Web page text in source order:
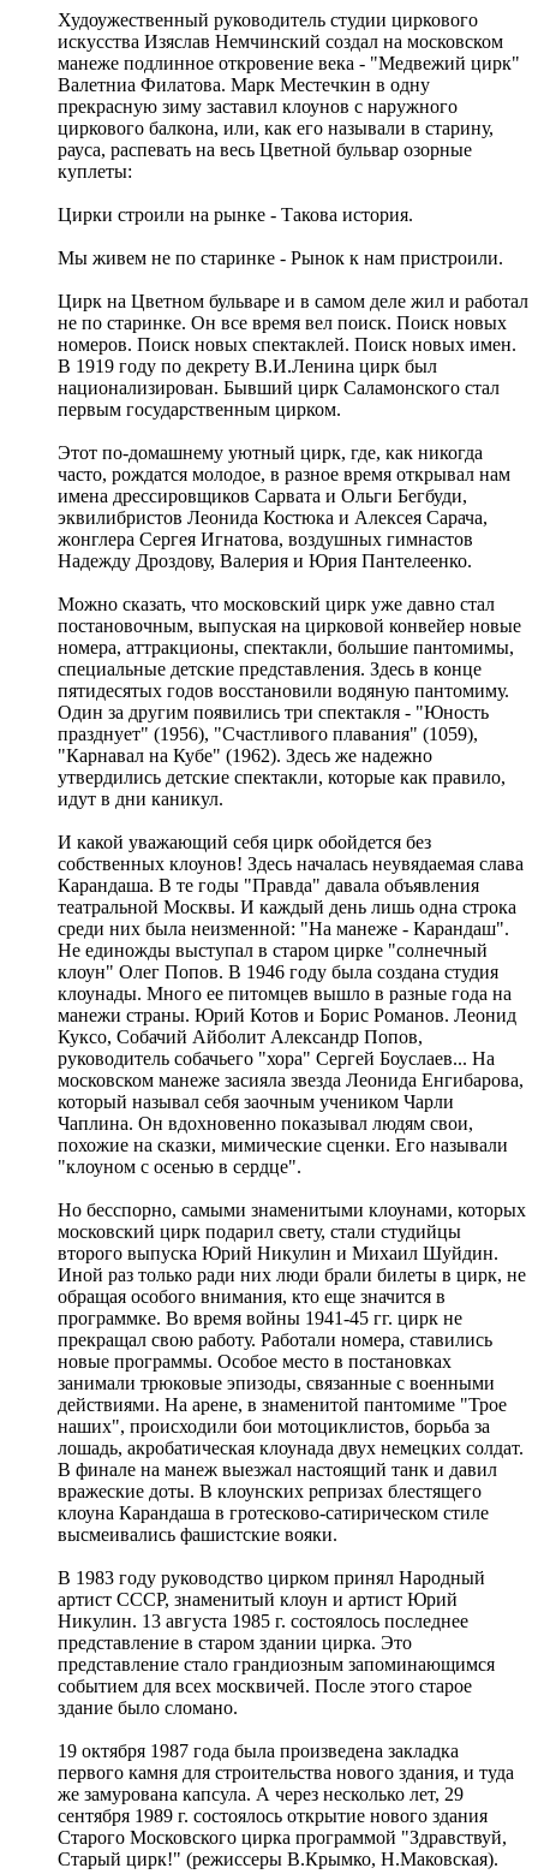
Худоужественный руководитель студии циркового
искусства Изяслав Немчинский создал на московском
манеже подлинное откровение века - "Медвежий цирк"
Валетниа Филатова. Марк Местечкин в одну
прекрасную зиму заставил клоунов с наружного
циркового балкона, или, как его называли в старину,
рауса, распевать на весь Цветной бульвар озорные
куплеты:
Цирки строили на рынке - Такова история.
Мы живем не по старинке - Рынок к нам пристроили.
Цирк на Цветном бульваре и в самом деле жил и работал
не по старинке. Он все время вел поиск. Поиск новых
номеров. Поиск новых спектаклей. Поиск новых имен.
В 1919 году по декрету В.И.Ленина цирк был
национализирован. Бывший цирк Саламонского стал
первым государственным цирком.
Этот по-домашнему уютный цирк, где, как никогда
часто, рождатся молодое, в разное время открывал нам
имена дрессировщиков Сарвата и Ольги Бегбуди,
эквилибристов Леонида Костюка и Алексея Сарача,
жонглера Сергея Игнатова, воздушных гимнастов
Надежду Дроздову, Валерия и Юрия Пантелеенко.
Можно сказать, что московский цирк уже давно стал
постановочным, выпуская на цирковой конвейер новые
номера, аттракционы, спектакли, большие пантомимы,
специальные детские представления. Здесь в конце
пятидесятых годов восстановили водяную пантомиму.
Один за другим появились три спектакля - "Юность
празднует" (1956), "Счастливого плавания" (1059),
"Карнавал на Кубе" (1962). Здесь же надежно
утвердились детские спектакли, которые как правило,
идут в дни каникул.
И какой уважающий себя цирк обойдется без
собственных клоунов! Здесь началась неувядаемая слава
Карандаша. В те годы "Правда" давала объявления
театральной Москвы. И каждый день лишь одна строка
среди них была неизменной: "На манеже - Карандаш".
Не единожды выступал в старом цирке "солнечный
клоун" Олег Попов. В 1946 году была создана студия
клоунады. Много ее питомцев вышло в разные года на
манежи страны. Юрий Котов и Борис Романов. Леонид
Куксо, Собачий Айболит Александр Попов,
руководитель собачьего "хора" Сергей Боуслаев... На
московском манеже засияла звезда Леонида Енгибарова,
который называл себя заочным учеником Чарли
Чаплина. Он вдохновенно показывал людям свои,
похожие на сказки, мимические сценки. Его называли
"клоуном с осенью в сердце".
Но бесспорно, самыми знаменитыми клоунами, которых
московский цирк подарил свету, стали студийцы
второго выпуска Юрий Никулин и Михаил Шуйдин.
Иной раз только ради них люди брали билеты в цирк, не
обращая особого внимания, кто еще значится в
программке. Во время войны 1941-45 гг. цирк не
прекращал свою работу. Работали номера, ставились
новые программы. Особое место в постановках
занимали трюковые эпизоды, связанные с военными
действиями. На арене, в знаменитой пантомиме "Трое
наших", происходили бои мотоциклистов, борьба за
лошадь, акробатическая клоунада двух немецких солдат.
В финале на манеж выезжал настоящий танк и давил
вражеские доты. В клоунских репризах блестящего
клоуна Карандаша в гротесково-сатирическом стиле
высмеивались фашистские вояки.
В 1983 году руководство цирком принял Народный
артист СССР, знаменитый клоун и артист Юрий
Никулин. 13 августа 1985 г. состоялось последнее
представление в старом здании цирка. Это
представление стало грандиозным запоминающимся
событием для всех москвичей. После этого старое
здание было сломано.
19 октября 1987 года была произведена закладка
первого камня для строительства нового здания, и туда
же замурована капсула. А через несколько лет, 29
сентября 1989 г. состоялось открытие нового здания
Старого Московского цирка программой "Здравствуй,
Старый цирк!" (режиссеры В.Крымко, Н.Маковская).